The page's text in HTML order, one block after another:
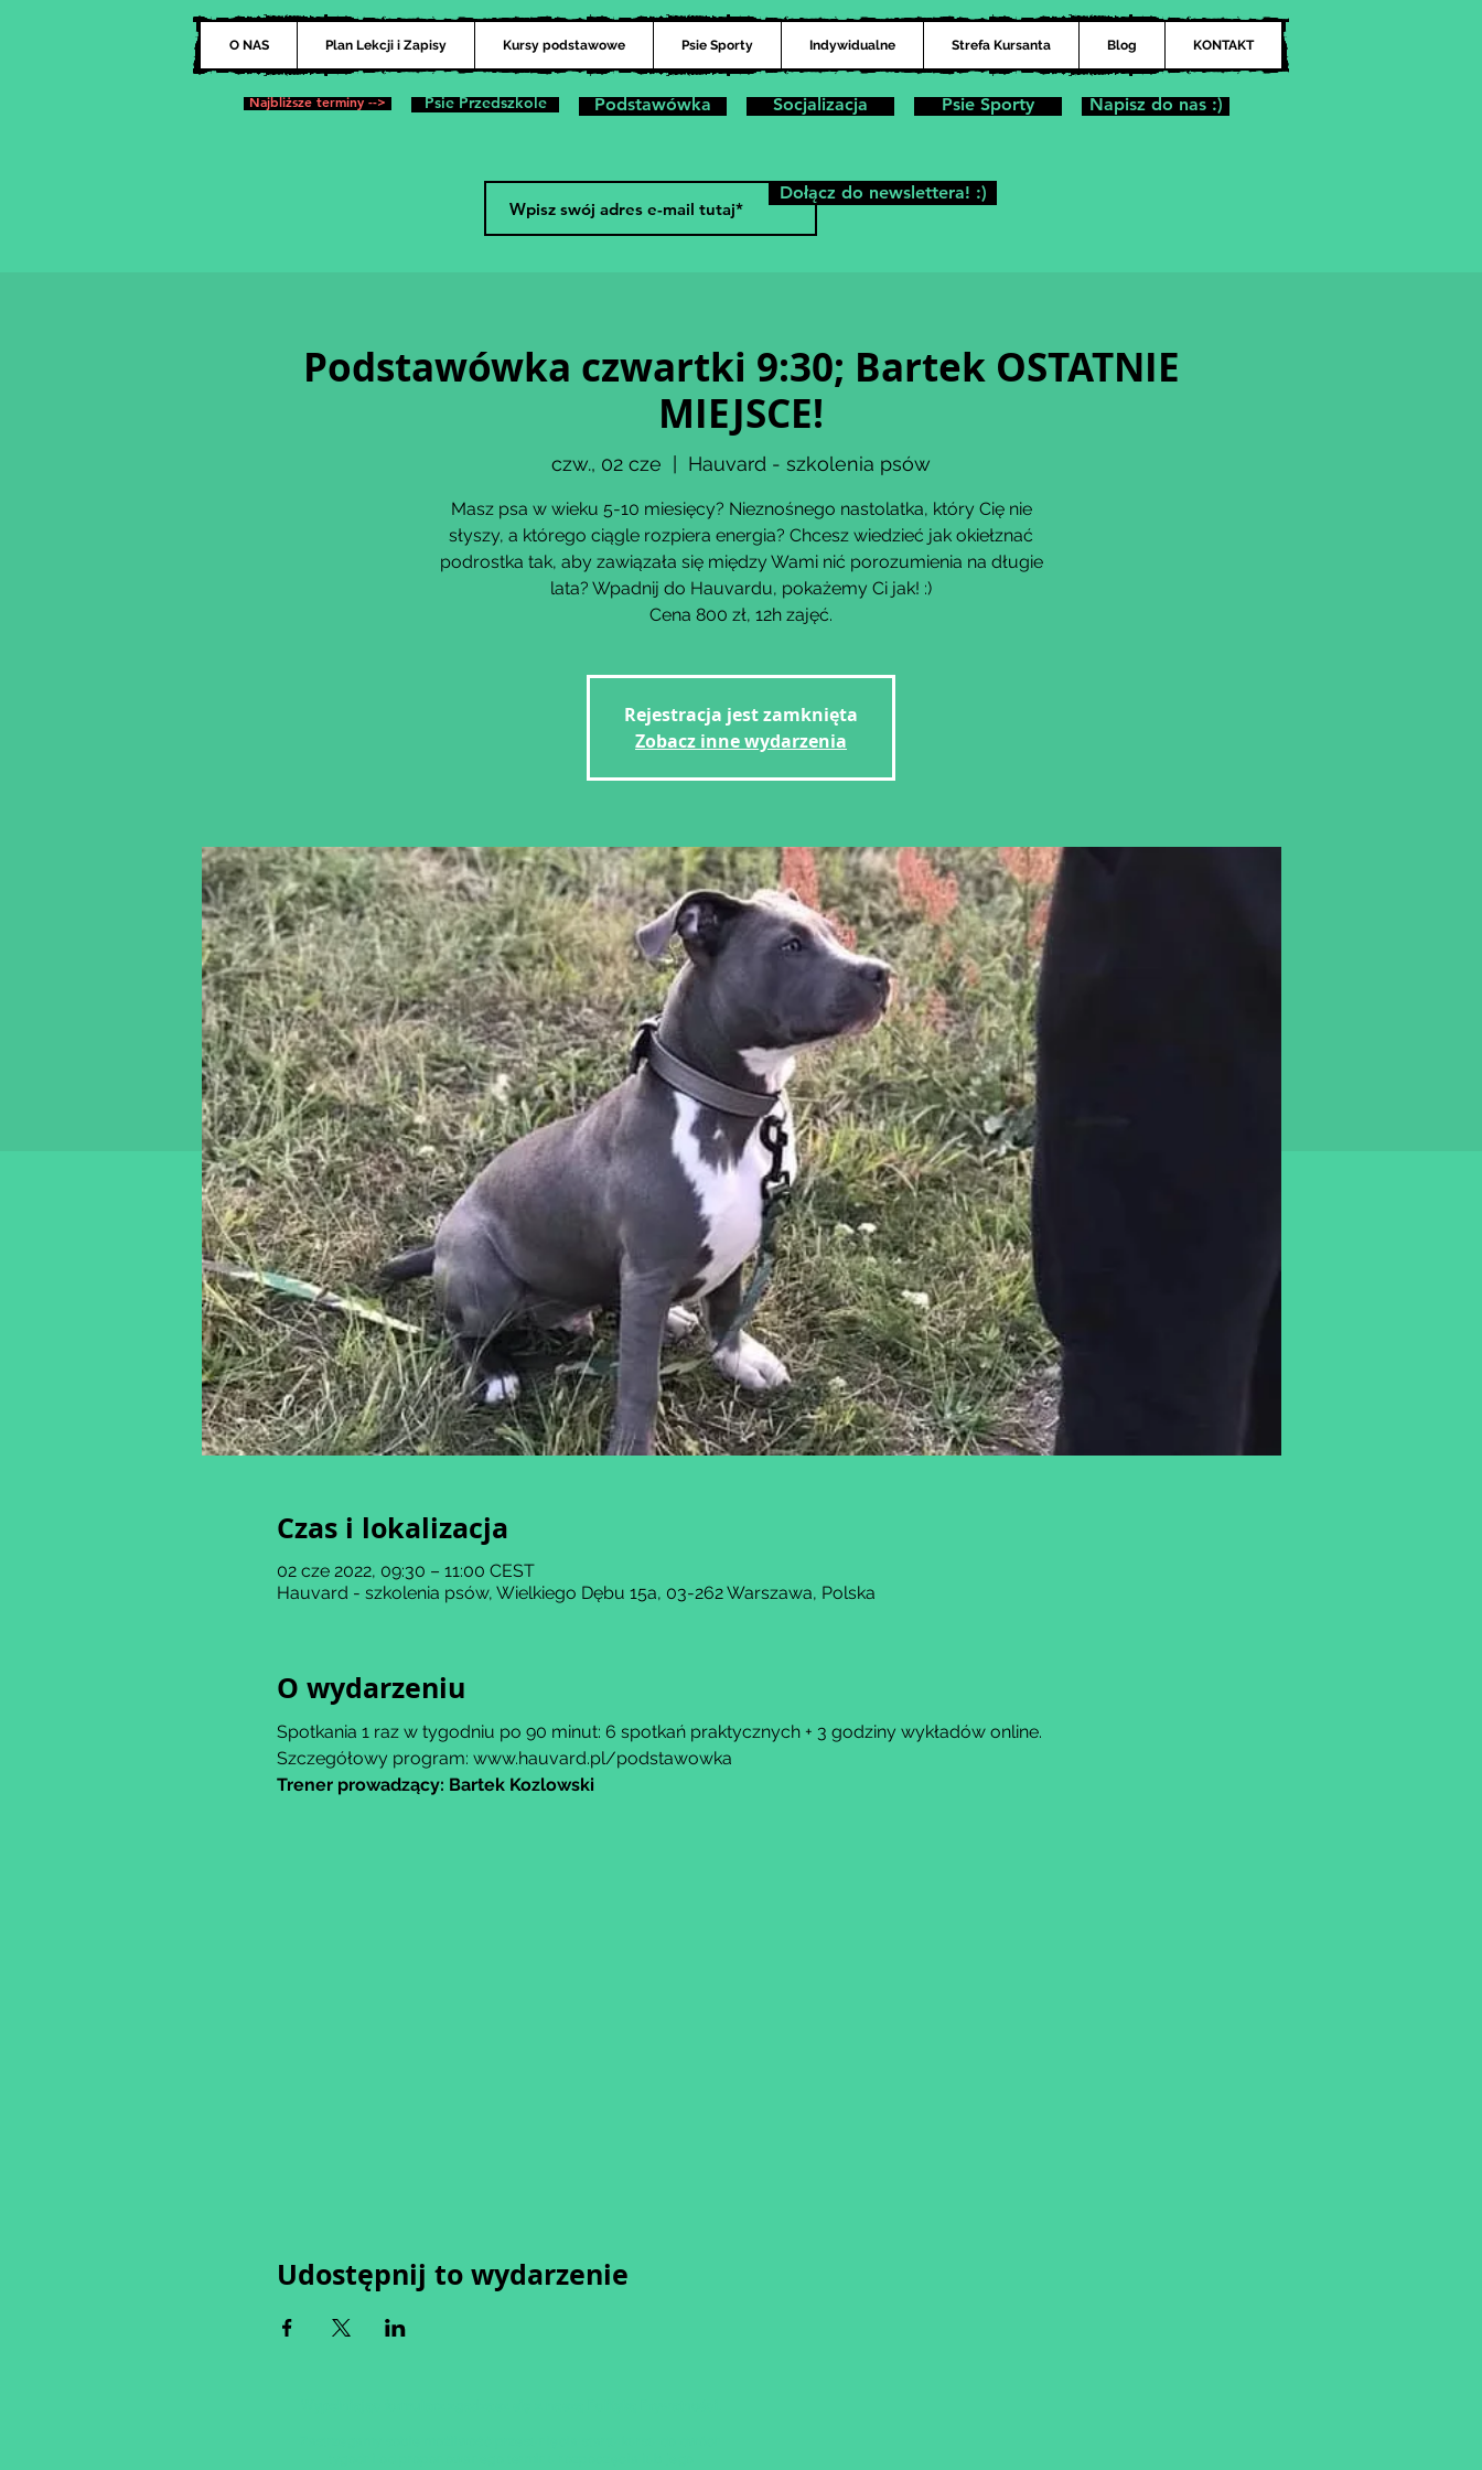
O NAS Plan Lekcji i Zapisy Kursy podstawowe Psie Sporty Indywidualne Strefa Kursanta Blog KONTAKT
Najbliższe terminy --> Psie Przedszkole Podstawówka Socjalizacja Psie Sporty Napisz do nas :)
Podstawówka czwartki 9:30; Bartek OSTATNIE
MIEJSCE!
czw., 02 cze Hauvard - szkolenia psów
Masz psa w wieku 5-10 miesięcy? Nieznośnego nastolatka, który Cię nie
słyszy, a którego ciągle rozpiera energia? Chcesz wiedzieć jak okiełznać
podrostka tak, aby zawiązała się między Wami nić porozumienia na długie
lata? Wpadnij do Hauvardu, pokażemy Ci jak! :)
Cena 800 zł, 12h zajęć.
Rejestracja jest zamknięta
Zobacz inne wydarzenia
Czas i lokalizacja
02 cze 2022, 09:30 – 11:00 CEST
Hauvard - szkolenia psów, Wielkiego Dębu 15a, 03-262 Warszawa, Polska
O wydarzeniu
Spotkania 1 raz w tygodniu po 90 minut: 6 spotkań praktycznych + 3 godziny wykładów online.
Szczegółowy program: www.hauvard.pl/podstawowka
Trener prowadzący: Bartek Kozlowski
Udostępnij to wydarzenie
Dołącz do newslettera! :)